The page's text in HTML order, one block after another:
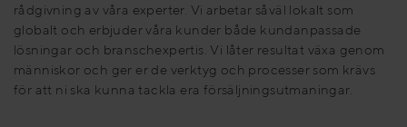
rådgivning av våra experter. Vi arbetar såväl lokalt som
globalt och erbjuder våra kunder både kundanpassade
lösningar och branschexpertis. Vi låter resultat växa genom
människor och ger er de verktyg och processer som krävs
för att ni ska kunna tackla era försäljningsutmaningar.